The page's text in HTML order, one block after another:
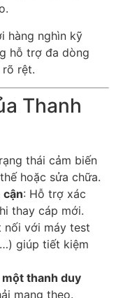
hàng nghìn kỹ
hỗ trợ đa dòng
rõ rệt.
Thanh
thái cảm biến
hoặc sửa chữa.
cận: Hỗ trợ xác
thay cáp mới.
nối với máy test
giúp tiết kiệm
thanh duy
mang theo.